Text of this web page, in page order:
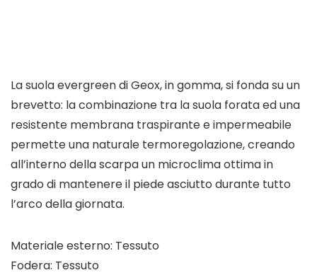
La suola evergreen di Geox, in gomma, si fonda su un
brevetto: la combinazione tra la suola forata ed una
resistente membrana traspirante e impermeabile
permette una naturale termoregolazione, creando
all’interno della scarpa un microclima ottima in
grado di mantenere il piede asciutto durante tutto
l’arco della giornata.
Materiale esterno: Tessuto
Fodera: Tessuto